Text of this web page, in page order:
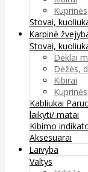
Stovai,
Karpinė
Stovai,
Dėklai
Dėžės,
Kibirai
Kabliukai
laikyti/ matai
Kibimo
Aksesuarai
Laivyba
Valtys